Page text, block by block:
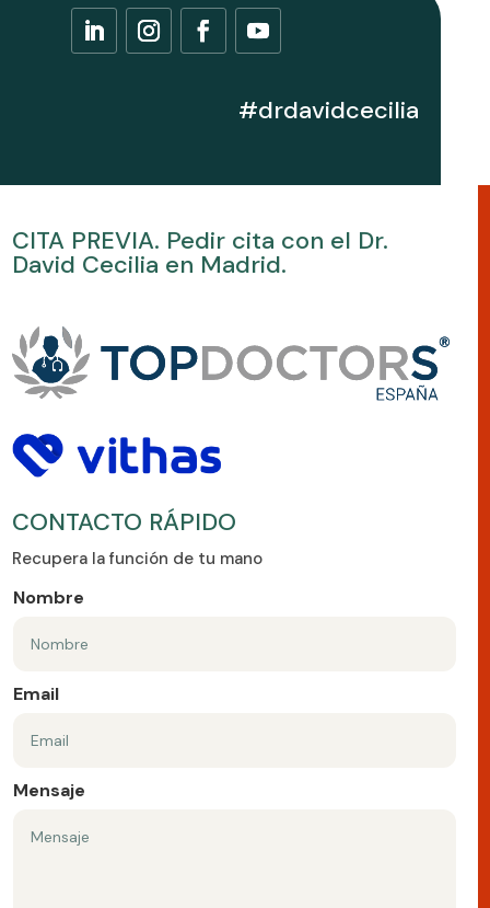
#drdavidcecilia
CITA PREVIA. Pedir cita con el Dr.
David Cecilia en Madrid.
CONTACTO RÁPIDO
Recupera la función de tu mano
Nombre
Email
Mensaje